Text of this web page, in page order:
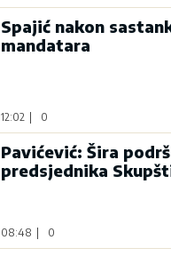
Spajić nakon
mandatara
12:02 0
Pavićević: Šira
predsjednika
08:48 0